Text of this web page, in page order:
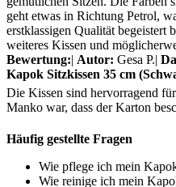
geht etwas in Richtung Petrol,
erstklassigen Qualität begeistert
weiteres Kissen und
Bewertung:| Autor: Gesa P.|
Kapok Sitzkissen 35 cm
Die Kissen sind hervorragend
Manko war, dass der Karton
Häufig gestellte Fragen
Wie pflege ich mein
Wie reinige ich mein